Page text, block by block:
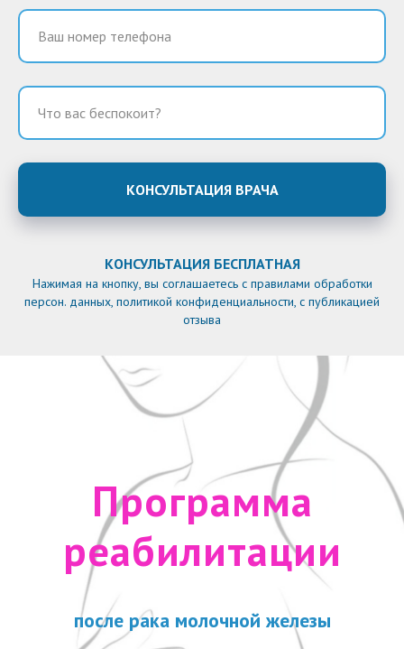
КОНСУЛЬТАЦИЯ ВРАЧА
КОНСУЛЬТАЦИЯ БЕСПЛАТНАЯ
Нажимая на кнопку, вы соглашаетесь с правилами обработки
персон. данных, политикой конфиденциальности, с публикацией
отзыва
Программа
реабилитации
после рака молочной железы